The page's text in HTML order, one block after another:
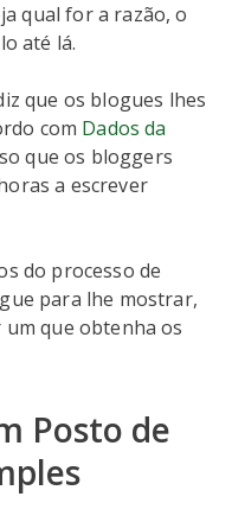
qual for a razão, o
até lá.
que os blogues lhes
com Dados da
que os bloggers
a escrever
do processo de
para lhe mostrar,
que obtenha os
Posto de